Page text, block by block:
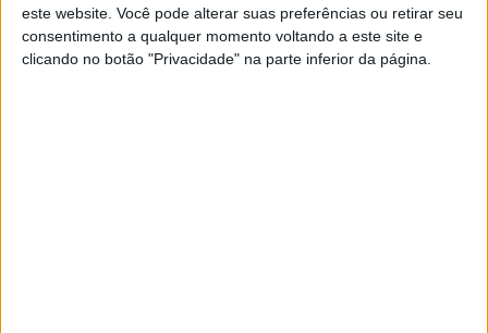
este website. Você pode alterar suas preferências ou retirar seu
consentimento a qualquer momento voltando a este site e
clicando no botão "Privacidade" na parte inferior da página.
TagusGás para confirmar a segurança da instalação, pois
o foco de incêndioocorreu na tubagem, a qual se